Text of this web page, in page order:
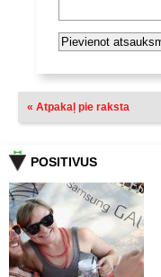
« Atpakaļ pie raksta
POSITIVUS